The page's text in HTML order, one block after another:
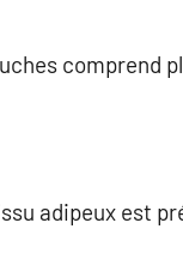
comprend
adipeux est